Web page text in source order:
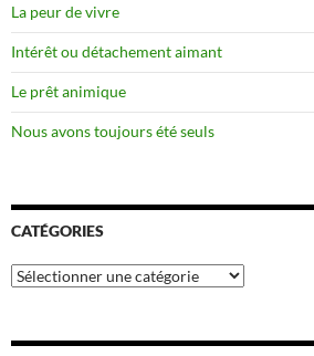
La peur de vivre
Intérêt ou détachement aimant
Le prêt animique
Nous avons toujours été seuls
CATÉGORIES
Catégories